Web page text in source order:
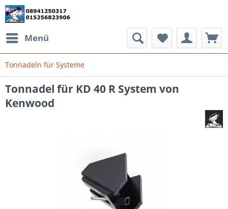
Menü
Tonnadeln für Systeme
Tonnadel für KD 40 R System von
Kenwood